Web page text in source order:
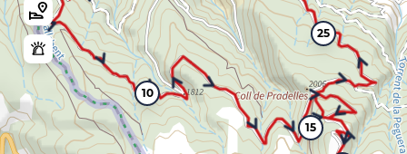
10
15
25